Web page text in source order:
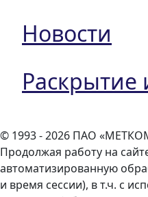
Новости
© 1993 - 2026 ПАО
Продолжая работу на
автоматизированную
и время сессии), в т.ч. с